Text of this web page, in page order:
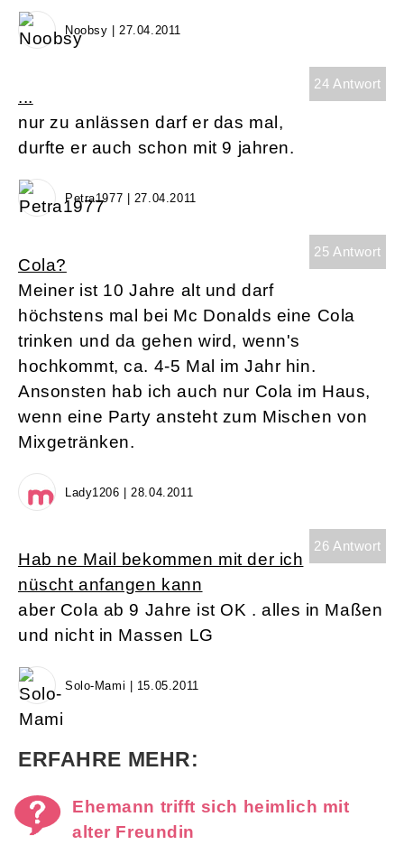
Noobsy | 27.04.2011
24 Antwort
...
nur zu anlässen darf er das mal,
durfte er auch schon mit 9 jahren.
Petra1977 | 27.04.2011
25 Antwort
Cola?
Meiner ist 10 Jahre alt und darf
höchstens mal bei Mc Donalds eine Cola
trinken und da gehen wird, wenn's
hochkommt, ca. 4-5 Mal im Jahr hin.
Ansonsten hab ich auch nur Cola im Haus,
wenn eine Party ansteht zum Mischen von
Mixgetränken.
Lady1206 | 28.04.2011
26 Antwort
Hab ne Mail bekommen mit der ich
nüscht anfangen kann
aber Cola ab 9 Jahre ist OK . alles in Maßen
und nicht in Massen LG
Solo-Mami | 15.05.2011
ERFAHRE MEHR:
Ehemann trifft sich heimlich mit
alter Freundin